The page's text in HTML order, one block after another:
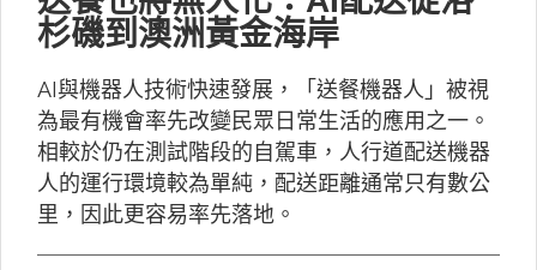
杉磯到澳洲黃金海岸
AI與機器人技術快速發展，「送餐機器人」被視
為最有機會率先改變民眾日常生活的應用之一。
相較於仍在測試階段的自駕車，人行道配送機器
人的運行環境較為單純，配送距離通常只有數公
里，因此更容易率先落地。